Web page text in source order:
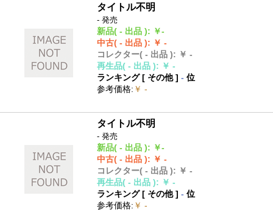
タイトル不明
- 発売
新品( - 出品 ): ￥-
中古( - 出品 ): ￥ -
コレクター( - 出品 ): ￥ -
再生品( - 出品 ): ￥ -
ランキング [ その他]- 位
参考価格: ￥ -
タイトル不明
- 発売
新品( - 出品 ): ￥-
中古( - 出品 ): ￥ -
コレクター( - 出品 ): ￥ -
再生品( - 出品 ): ￥ -
ランキング [ その他]- 位
参考価格: ￥ -